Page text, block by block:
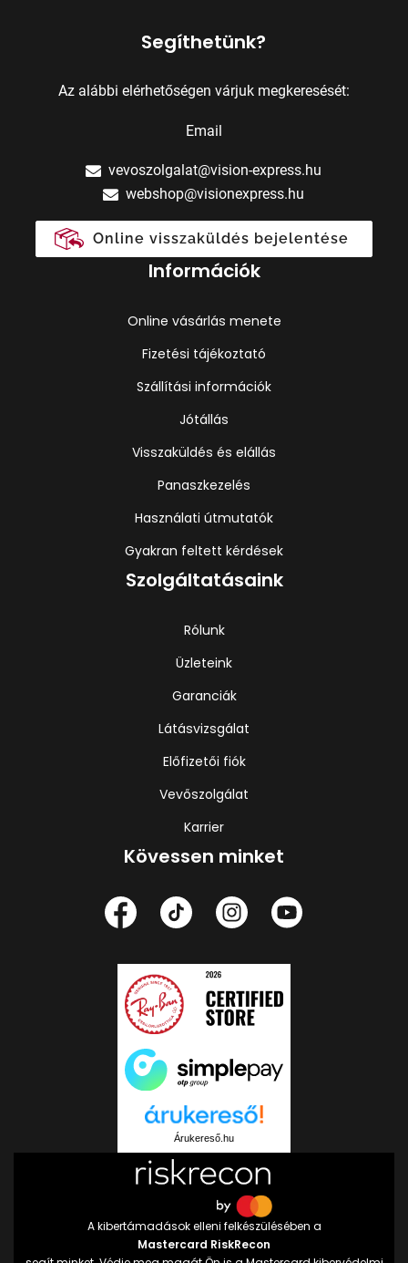
Segíthetünk?
Az alábbi elérhetőségen várjuk megkeresését:
Email
vevoszolgalat@vision-express.hu
webshop@visionexpress.hu
Online visszaküldés bejelentése
Információk
Online vásárlás menete
Fizetési tájékoztató
Szállítási információk
Jótállás
Visszaküldés és elállás
Panaszkezelés
Használati útmutatók
Gyakran feltett kérdések
Szolgáltatásaink
Rólunk
Üzleteink
Garanciák
Látásvizsgálat
Előfizetői fiók
Vevőszolgálat
Karrier
Kövessen minket
Árukereső.hu
A kibertámadások elleni felkészülésében a
Mastercard RiskRecon